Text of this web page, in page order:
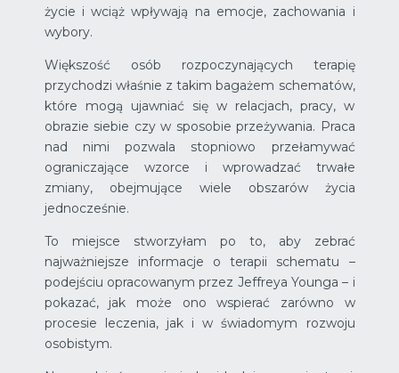
życie i wciąż wpływają na emocje, zachowania i
wybory.
Większość osób rozpoczynających terapię
przychodzi właśnie z takim bagażem schematów,
które mogą ujawniać się w relacjach, pracy, w
obrazie siebie czy w sposobie przeżywania. Praca
nad nimi pozwala stopniowo przełamywać
ograniczające wzorce i wprowadzać trwałe
zmiany, obejmujące wiele obszarów życia
jednocześnie.
To miejsce stworzyłam po to, aby zebrać
najważniejsze informacje o terapii schematu –
podejściu opracowanym przez Jeffreya Younga – i
pokazać, jak może ono wspierać zarówno w
procesie leczenia, jak i w świadomym rozwoju
osobistym.